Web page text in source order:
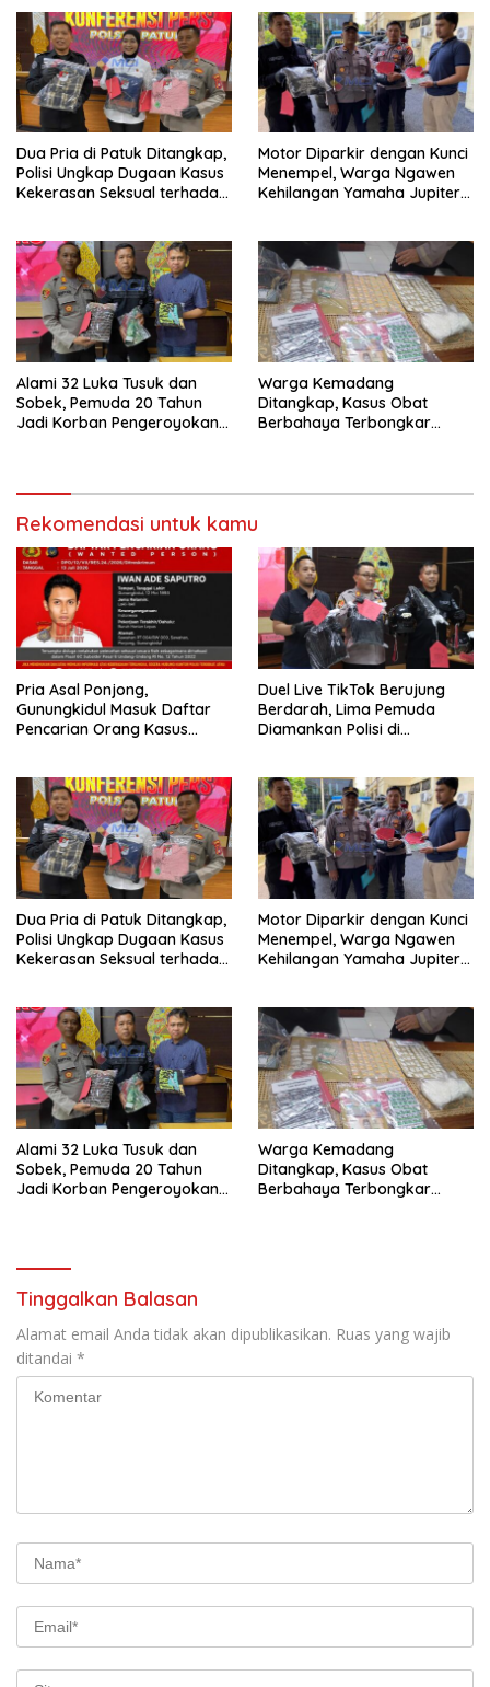
Dua Pria di Patuk Ditangkap,
Polisi Ungkap Dugaan Kasus
Kekerasan Seksual terhadap
Motor Diparkir dengan Kunci
Menempel, Warga Ngawen
Kehilangan Yamaha Jupiter
Alami 32 Luka Tusuk dan
Sobek, Pemuda 20 Tahun
Jadi Korban Pengeroyokan
Warga Kemadang
Ditangkap, Kasus Obat
Berbahaya Terbongkar
Rekomendasi untuk kamu
Pria Asal Ponjong,
Gunungkidul Masuk Daftar
Pencarian Orang Kasus
Duel Live TikTok Berujung
Berdarah, Lima Pemuda
Diamankan Polisi di
Dua Pria di Patuk Ditangkap,
Polisi Ungkap Dugaan Kasus
Kekerasan Seksual terhadap
Motor Diparkir dengan Kunci
Menempel, Warga Ngawen
Kehilangan Yamaha Jupiter
Alami 32 Luka Tusuk dan
Sobek, Pemuda 20 Tahun
Jadi Korban Pengeroyokan
Warga Kemadang
Ditangkap, Kasus Obat
Berbahaya Terbongkar
Tinggalkan Balasan
Alamat email Anda tidak akan dipublikasikan. Ruas yang wajib
ditandai *